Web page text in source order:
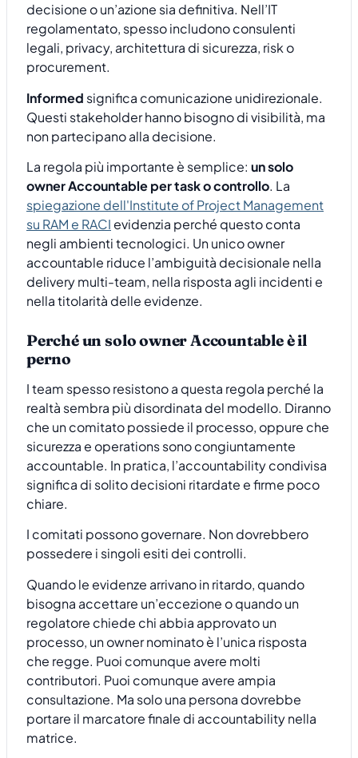
decisione o un’azione sia definitiva. Nell’IT
regolamentato, spesso includono consulenti
legali, privacy, architettura di sicurezza, risk o
procurement.
Informed significa comunicazione unidirezionale.
Questi stakeholder hanno bisogno di visibilità, ma
non partecipano alla decisione.
La regola più importante è semplice: un solo
owner Accountable per task o controllo. La
spiegazione dell'Institute of Project Management
su RAM e RACI evidenzia perché questo conta
negli ambienti tecnologici. Un unico owner
accountable riduce l’ambiguità decisionale nella
delivery multi-team, nella risposta agli incidenti e
nella titolarità delle evidenze.
Perché un solo owner Accountable è il
perno
I team spesso resistono a questa regola perché la
realtà sembra più disordinata del modello. Diranno
che un comitato possiede il processo, oppure che
sicurezza e operations sono congiuntamente
accountable. In pratica, l’accountability condivisa
significa di solito decisioni ritardate e firme poco
chiare.
I comitati possono governare. Non dovrebbero
possedere i singoli esiti dei controlli.
Quando le evidenze arrivano in ritardo, quando
bisogna accettare un’eccezione o quando un
regolatore chiede chi abbia approvato un
processo, un owner nominato è l’unica risposta
che regge. Puoi comunque avere molti
contributori. Puoi comunque avere ampia
consultazione. Ma solo una persona dovrebbe
portare il marcatore finale di accountability nella
matrice.